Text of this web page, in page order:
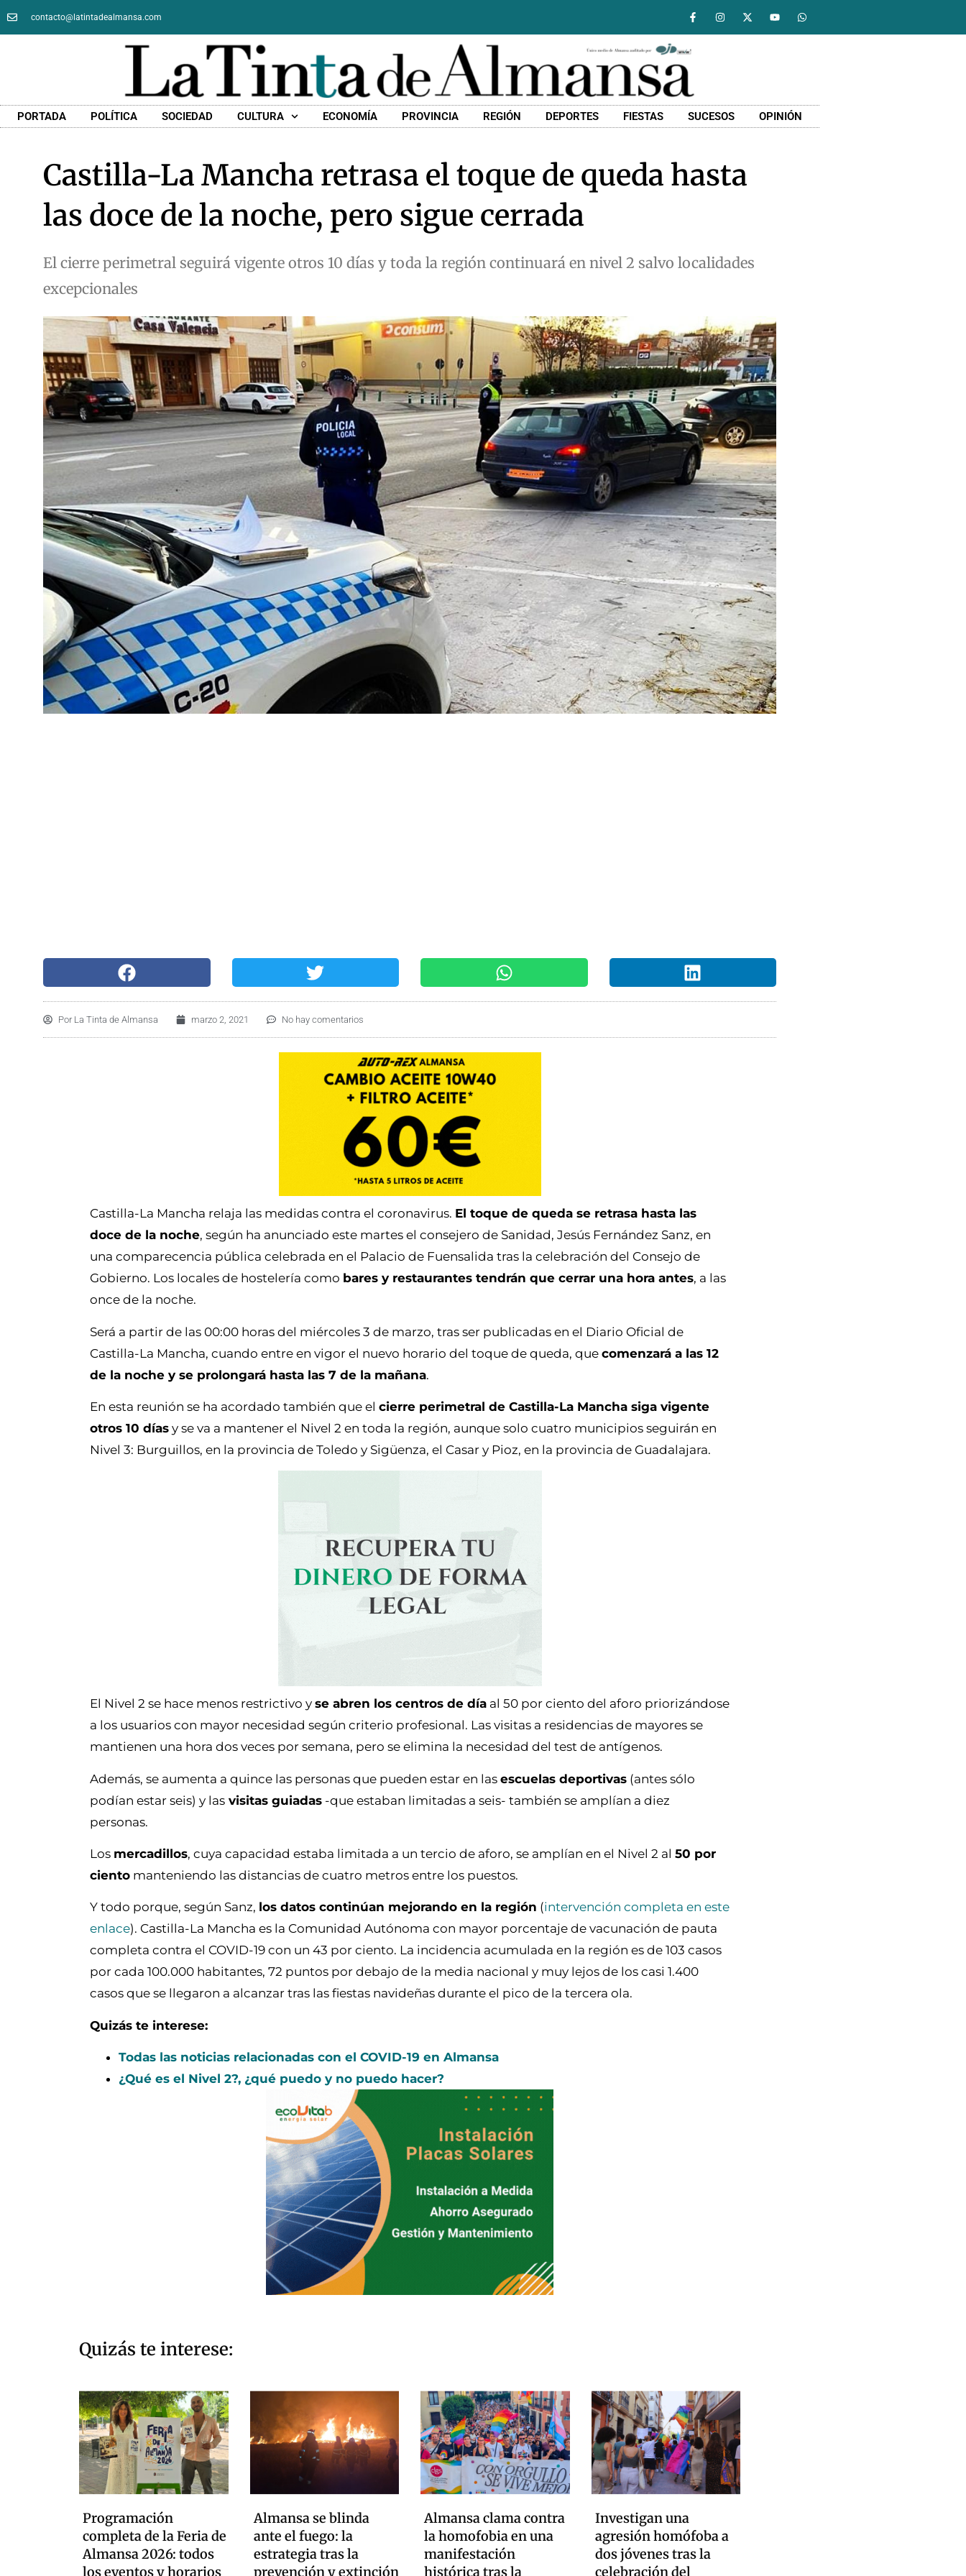
contacto@latintadealmansa.com
PORTADA POLÍTICA SOCIEDAD CULTURA ECONOMÍA PROVINCIA REGIÓN DEPORTES FIESTAS SUCESOS OPINIÓN
Castilla-La Mancha retrasa el toque de queda hasta
las doce de la noche, pero sigue cerrada
El cierre perimetral seguirá vigente otros 10 días y toda la región continuará en nivel 2 salvo localidades
excepcionales
Por La Tinta de Almansa marzo 2, 2021 No hay comentarios
Castilla-La Mancha relaja las medidas contra el coronavirus. El toque de queda se retrasa hasta las
doce de la noche, según ha anunciado este martes el consejero de Sanidad, Jesús Fernández Sanz, en
una comparecencia pública celebrada en el Palacio de Fuensalida tras la celebración del Consejo de
Gobierno. Los locales de hostelería como bares y restaurantes tendrán que cerrar una hora antes, a las
once de la noche.
Será a partir de las 00:00 horas del miércoles 3 de marzo, tras ser publicadas en el Diario Oficial de
Castilla-La Mancha, cuando entre en vigor el nuevo horario del toque de queda, que comenzará a las 12
de la noche y se prolongará hasta las 7 de la mañana.
En esta reunión se ha acordado también que el cierre perimetral de Castilla-La Mancha siga vigente
otros 10 días y se va a mantener el Nivel 2 en toda la región, aunque solo cuatro municipios seguirán en
Nivel 3: Burguillos, en la provincia de Toledo y Sigüenza, el Casar y Pioz, en la provincia de Guadalajara.
El Nivel 2 se hace menos restrictivo y se abren los centros de día al 50 por ciento del aforo priorizándose
a los usuarios con mayor necesidad según criterio profesional. Las visitas a residencias de mayores se
mantienen una hora dos veces por semana, pero se elimina la necesidad del test de antígenos.
Además, se aumenta a quince las personas que pueden estar en las escuelas deportivas (antes sólo
podían estar seis) y las visitas guiadas -que estaban limitadas a seis- también se amplían a diez
personas.
Los mercadillos, cuya capacidad estaba limitada a un tercio de aforo, se amplían en el Nivel 2 al 50 por
ciento manteniendo las distancias de cuatro metros entre los puestos.
Y todo porque, según Sanz, los datos continúan mejorando en la región (intervención completa en este
enlace). Castilla-La Mancha es la Comunidad Autónoma con mayor porcentaje de vacunación de pauta
completa contra el COVID-19 con un 43 por ciento. La incidencia acumulada en la región es de 103 casos
por cada 100.000 habitantes, 72 puntos por debajo de la media nacional y muy lejos de los casi 1.400
casos que se llegaron a alcanzar tras las fiestas navideñas durante el pico de la tercera ola.
Quizás te interese:
Todas las noticias relacionadas con el COVID-19 en Almansa
¿Qué es el Nivel 2?, ¿qué puedo y no puedo hacer?
Quizás te interese:
Programación
completa de la Feria de
Almansa 2026: todos
los eventos y horarios
Almansa se blinda
ante el fuego: la
estrategia tras la
prevención y extinción
Almansa clama contra
la homofobia en una
manifestación
histórica tras la
Investigan una
agresión homófoba a
dos jóvenes tras la
celebración del